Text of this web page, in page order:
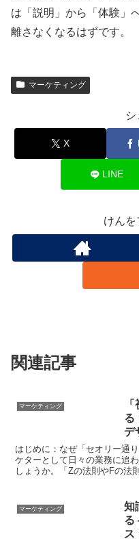
は「説明」から「体験」
離さなくなるはずです。
マーケティング
シ
X
LINE
けんを
関連記事
マーケティング
る
デ
はじめに：なぜ「セオリー通
ケターとして日々の業務に追
しょうか。「Zの法則やFの法
マーケティング
知
る
ス